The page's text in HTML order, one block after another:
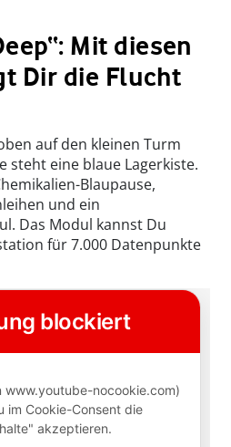
Mit diesen
Dir die Flucht
auf den kleinen Turm
steht eine blaue Lagerkiste.
Blaupause,
und ein
Das Modul kannst Du
für 7.000 Datenpunkte